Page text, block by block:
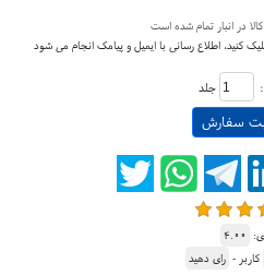
در انبار تمام شده است
کنید، اطلاع رسانی با ایمیل و پیامک انجام می شود
جلد
سفارش
۴.۰۰
کاربر - رای دهید